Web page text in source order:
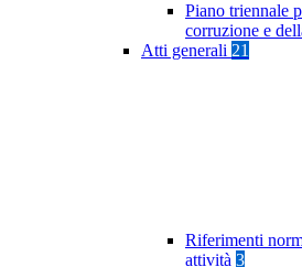
Piano triennale
corruzione e
Atti generali 21
Riferimenti
attività 3